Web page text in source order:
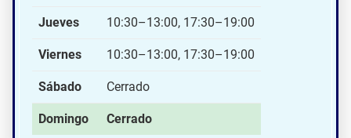
Jueves 10:30–13:00, 17:30–19:00
Viernes 10:30–13:00, 17:30–19:00
Sábado Cerrado
Domingo Cerrado